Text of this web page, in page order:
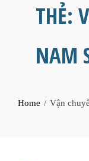
THẺ:
NAM
Home Vận